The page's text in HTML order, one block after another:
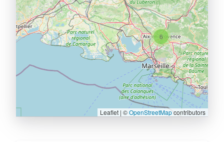
6
Leaflet | ©OpenStreetMapcontributors